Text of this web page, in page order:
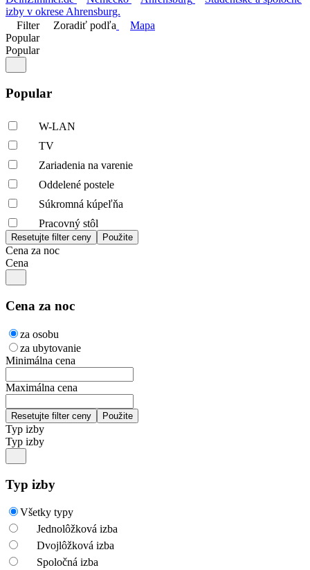
izby v okrese Ahrensburg.
Filter
Zoradiť podľa
Mapa
Popular
Popular
Popular
W-LAN
TV
Zariadenia na varenie
Oddelené postele
Súkromná kúpeľňa
Pracovný stôl
Cena za noc
Cena
Cena za noc
za osobu
za ubytovanie
Minimálna cena
Maximálna cena
Typ izby
Typ izby
Typ izby
Všetky typy
Jednolôžková izba
Dvojlôžková izba
Spoločná izba